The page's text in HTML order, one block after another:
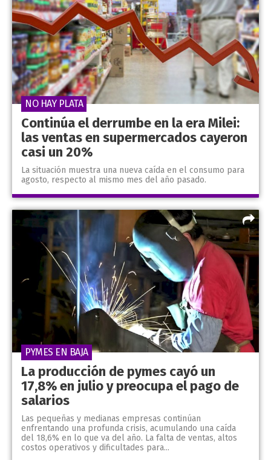
Continúa el derrumbe en la era Milei:
las ventas en supermercados cayeron
casi un 20%
La situación muestra una nueva caída en el consumo para
agosto, respecto al mismo mes del año pasado.
NO HAY PLATA
La producción de pymes cayó un
17,8% en julio y preocupa el pago de
salarios
Las pequeñas y medianas empresas continúan
enfrentando una profunda crisis, acumulando una caída
del 18,6% en lo que va del año. La falta de ventas, altos
costos operativos y dificultades para...
PYMES EN BAJA